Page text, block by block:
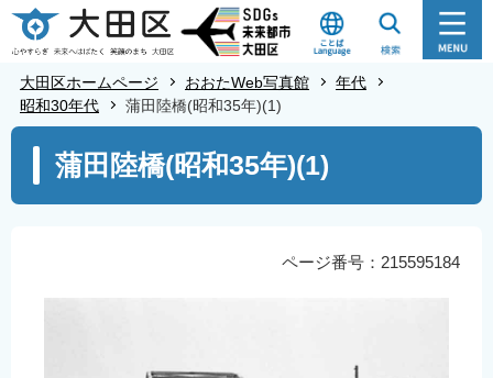
こ
の
ジ
大田区ホームページ おおたWeb写真館
年代
昭和30年代
蒲田陸橋(昭和35年)(1)
こ
蒲田陸橋(昭和35年)(1)
ページ番号：215595184